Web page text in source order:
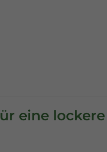
eine